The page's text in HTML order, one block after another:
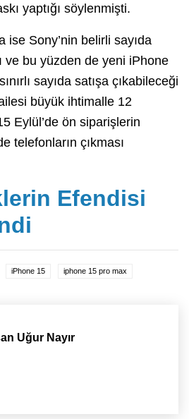
yaptığı söylenmişti.
ise Sony’nin belirli sayıda
ve bu yüzden de yeni iPhone
sayıda satışa çıkabileceği
büyük ihtimalle 12
Eylül’de ön siparişlerin
telefonların çıkması
Efendisi
iPhone 15 iphone 15 pro max
Uğur Nayır